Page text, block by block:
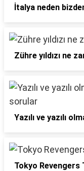
İtalya neden
Zühre yıldızı ne
Yazılı ve yazılı
Tokyo Revengers